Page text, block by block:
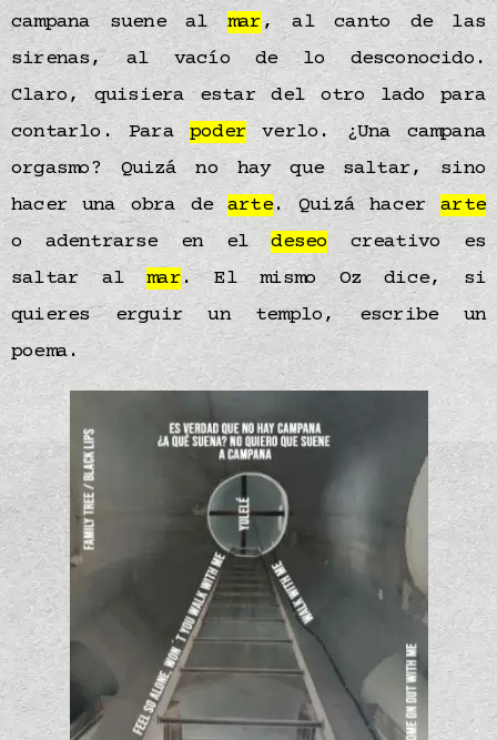
campana suene almar, al canto de las
sirenas, al vacío de lo desconocido.
Claro, quisiera estar del otro lado para
contarlo. Para poder verlo. ¿Una campana
orgasmo? Quizá no hay que saltar, sino
hacer una obra dearte. Quizá hacerarte
o adentrarse en eldeseo creativo es
saltar almar. El mismo Oz dice, si
quieres erguir un templo, escribe un
poema.